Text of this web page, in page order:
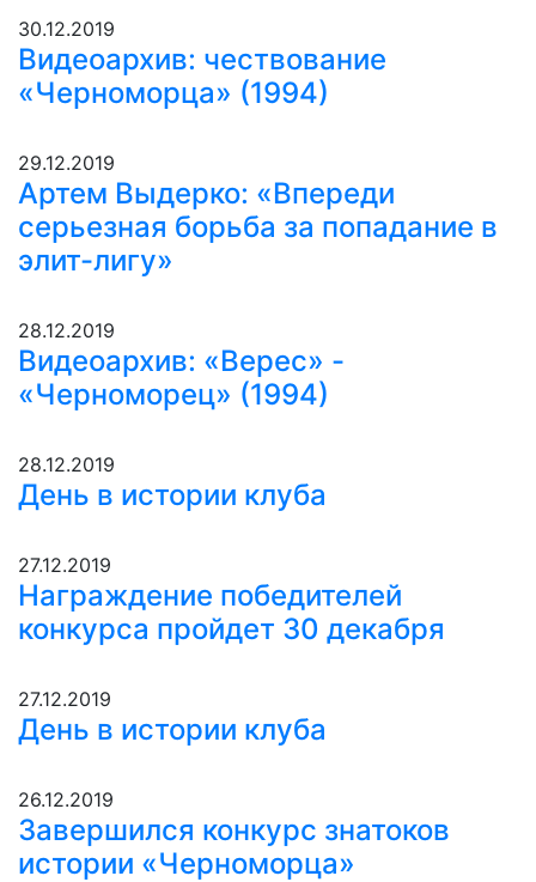
30.12.2019
Видеоархив: чествование
«Черноморца» (1994)
29.12.2019
Артем Выдерко: «Впереди
серьезная борьба за попадание в
элит-лигу»
28.12.2019
Видеоархив: «Верес» -
«Черноморец» (1994)
28.12.2019
День в истории клуба
27.12.2019
Награждение победителей
конкурса пройдет 30 декабря
27.12.2019
День в истории клуба
26.12.2019
Завершился конкурс знатоков
истории «Черноморца»